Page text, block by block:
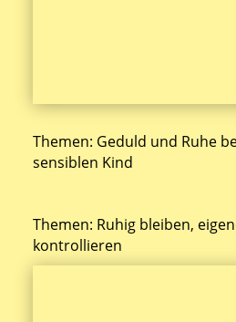
Themen: Geduld und Ruhe
sensiblen Kind
Themen: Ruhig bleiben,
kontrollieren